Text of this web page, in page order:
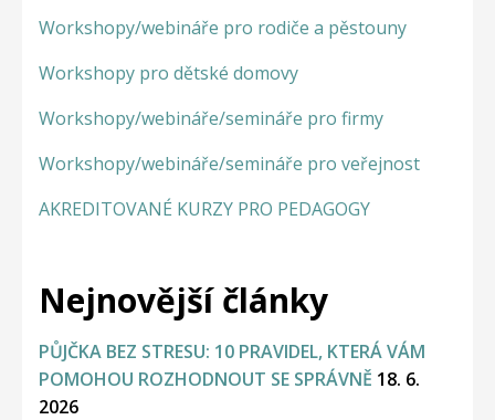
Workshopy/webináře pro rodiče a pěstouny
Workshopy pro dětské domovy
Workshopy/webináře/semináře pro firmy
Workshopy/webináře/semináře pro veřejnost
AKREDITOVANÉ KURZY PRO PEDAGOGY
Nejnovější články
PŮJČKA BEZ STRESU: 10 PRAVIDEL, KTERÁ VÁM
POMOHOU ROZHODNOUT SE SPRÁVNĚ 18. 6.
2026